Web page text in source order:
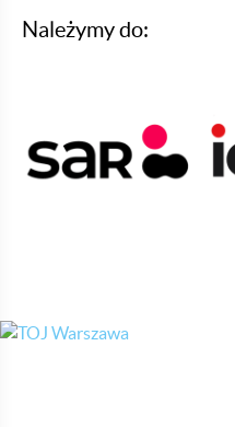
Należymy do: